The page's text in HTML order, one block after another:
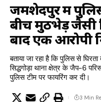
जमशेदपुर में
बीच मुठभेड़ जैसी
बाद एक आरोपी
बताया जा रहा है कि पुलिस से
सिद्धगोड़ा थाना क्षेत्र के जैप-6
पुलिस टीम पर फायरिंग कर दी।
3 Min